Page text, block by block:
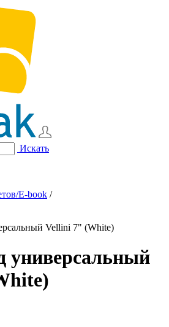
Искать
E-book /
Vellini 7" (White)
универсальный